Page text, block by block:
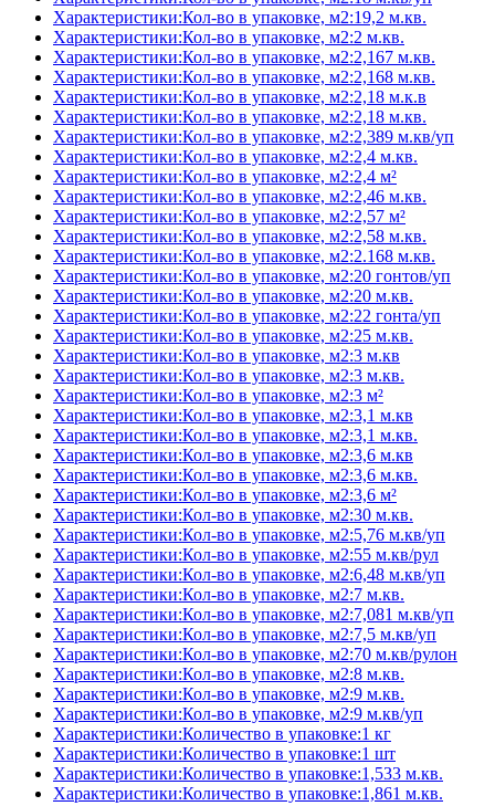
Характеристики:Кол-во в упаковке, м2:19,2 м.кв.
Характеристики:Кол-во в упаковке, м2:2 м.кв.
Характеристики:Кол-во в упаковке, м2:2,167 м.кв.
Характеристики:Кол-во в упаковке, м2:2,168 м.кв.
Характеристики:Кол-во в упаковке, м2:2,18 м.к.в
Характеристики:Кол-во в упаковке, м2:2,18 м.кв.
Характеристики:Кол-во в упаковке, м2:2,389 м.кв/уп
Характеристики:Кол-во в упаковке, м2:2,4 м.кв.
Характеристики:Кол-во в упаковке, м2:2,4 м²
Характеристики:Кол-во в упаковке, м2:2,46 м.кв.
Характеристики:Кол-во в упаковке, м2:2,57 м²
Характеристики:Кол-во в упаковке, м2:2,58 м.кв.
Характеристики:Кол-во в упаковке, м2:2.168 м.кв.
Характеристики:Кол-во в упаковке, м2:20 гонтов/уп
Характеристики:Кол-во в упаковке, м2:20 м.кв.
Характеристики:Кол-во в упаковке, м2:22 гонта/уп
Характеристики:Кол-во в упаковке, м2:25 м.кв.
Характеристики:Кол-во в упаковке, м2:3 м.кв
Характеристики:Кол-во в упаковке, м2:3 м.кв.
Характеристики:Кол-во в упаковке, м2:3 м²
Характеристики:Кол-во в упаковке, м2:3,1 м.кв
Характеристики:Кол-во в упаковке, м2:3,1 м.кв.
Характеристики:Кол-во в упаковке, м2:3,6 м.кв
Характеристики:Кол-во в упаковке, м2:3,6 м.кв.
Характеристики:Кол-во в упаковке, м2:3,6 м²
Характеристики:Кол-во в упаковке, м2:30 м.кв.
Характеристики:Кол-во в упаковке, м2:5,76 м.кв/уп
Характеристики:Кол-во в упаковке, м2:55 м.кв/рул
Характеристики:Кол-во в упаковке, м2:6,48 м.кв/уп
Характеристики:Кол-во в упаковке, м2:7 м.кв.
Характеристики:Кол-во в упаковке, м2:7,081 м.кв/уп
Характеристики:Кол-во в упаковке, м2:7,5 м.кв/уп
Характеристики:Кол-во в упаковке, м2:70 м.кв/рулон
Характеристики:Кол-во в упаковке, м2:8 м.кв.
Характеристики:Кол-во в упаковке, м2:9 м.кв.
Характеристики:Кол-во в упаковке, м2:9 м.кв/уп
Характеристики:Количество в упаковке:1 кг
Характеристики:Количество в упаковке:1 шт
Характеристики:Количество в упаковке:1,533 м.кв.
Характеристики:Количество в упаковке:1,861 м.кв.